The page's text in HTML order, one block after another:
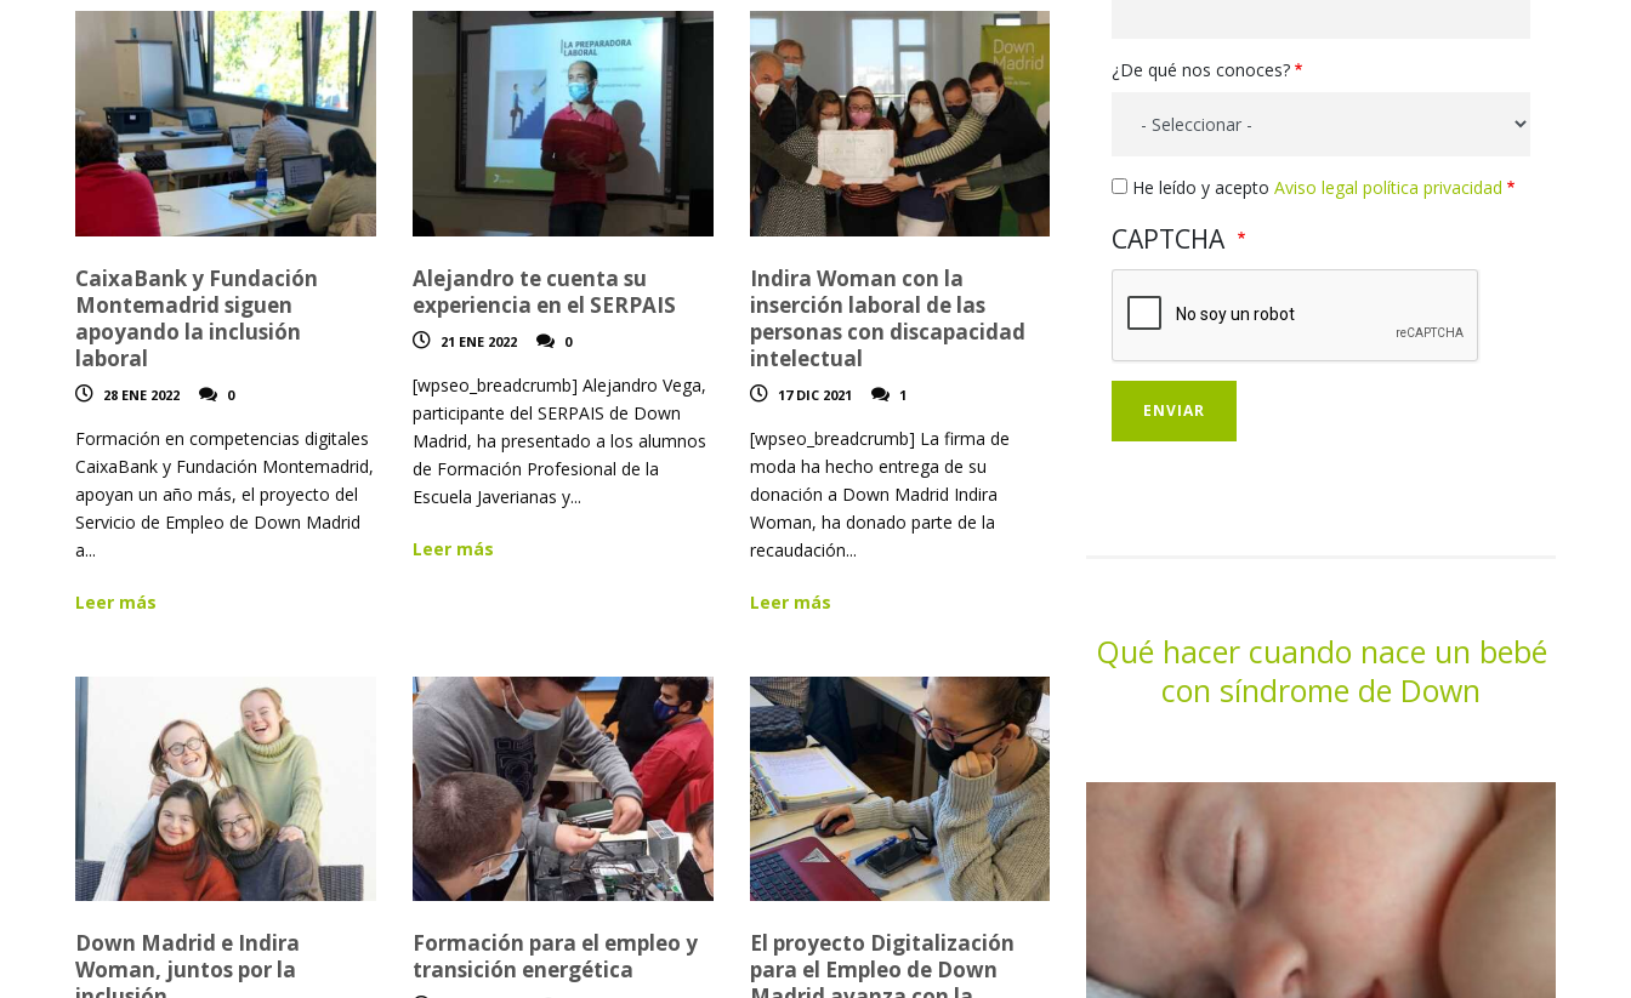
CaixaBank y Fundación
Montemadrid siguen
apoyando la inclusión
laboral
28 ENE 2022 0
Formación en competencias digitales
CaixaBank y Fundación Montemadrid,
apoyan un año más, el proyecto del
Servicio de Empleo de Down Madrid
a...
Leer más
Alejandro te cuenta su
experiencia en el SERPAIS
21 ENE 2022 0
[wpseo_breadcrumb] Alejandro Vega,
participante del SERPAIS de Down
Madrid, ha presentado a los alumnos
de Formación Profesional de la
Escuela Javerianas y...
Leer más
Indira Woman con la
inserción laboral de las
personas con discapacidad
intelectual
17 DIC 2021 1
[wpseo_breadcrumb] La firma de
moda ha hecho entrega de su
donación a Down Madrid Indira
Woman, ha donado parte de la
recaudación...
Leer más
Down Madrid e Indira
Woman, juntos por la
Formación para el empleo y
transición energética
El proyecto Digitalización
para el Empleo de Down
Qué hacer cuando nace un bebé
con síndrome de Down